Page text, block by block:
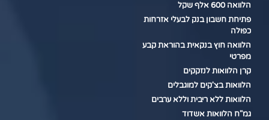
הלוואה 600 אלף שקל
פתיחת חשבון בנק לבעלי אזרחות
כפולה
הלוואה חוץ בנקאית בהוראת קבע
מפרטי
קרן הלוואות לנזקקים
הלוואות בצ'קים למוגבלים
הלוואות ללא ריבית וללא ערבים
גמ"ח הלוואות אשדוד